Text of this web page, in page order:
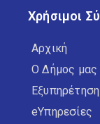
Χρήσιμοι
Αρχική
Ο Δήμος μας
eΥπηρεσίες